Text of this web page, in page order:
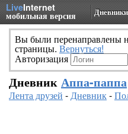
LiveInternet
мобильная версия Дневники
Вы были перенаправлены
страницы. Вернуться!
Авторизация
Дневник Аппа-паппа
Лента друзей -Дневник-